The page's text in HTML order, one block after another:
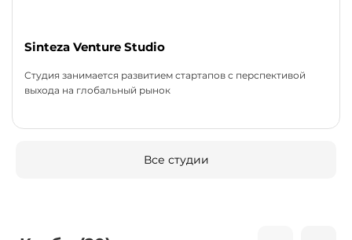
Sinteza Venture Studio
Студия занимается развитием стартапов с перспективой
выхода на глобальный рынок
Все студии